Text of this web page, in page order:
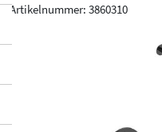
Artikelnummer: 3860310